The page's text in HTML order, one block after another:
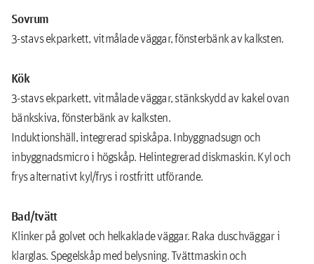
Sovrum
3-stavs ekparkett, vitmålade väggar, fönsterbänk av kalksten.
Kök
3-stavs ekparkett, vitmålade väggar, stänkskydd av kakel ovan
bänkskiva, fönsterbänk av kalksten.
Induktionshäll, integrerad spiskåpa. Inbyggnadsugn och
inbyggnadsmicro i högskåp. Helintegrerad diskmaskin. Kyl och
frys alternativt kyl/frys i rostfritt utförande.
Bad/tvätt
Klinker på golvet och helkaklade väggar. Raka duschväggar i
klarglas. Spegelskåp med belysning. Tvättmaskin och